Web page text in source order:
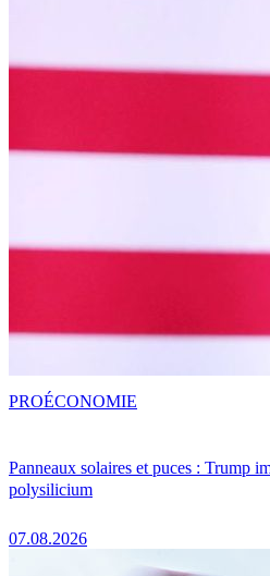
Panneaux solaires et puces : Trump
polysilicium
07.08.2026
PROÉCONOMIE